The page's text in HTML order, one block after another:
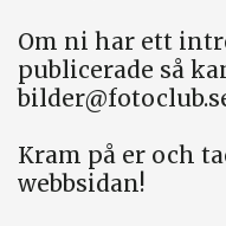
Om ni har ett
publicerade så
Kram på er och
webbsidan!